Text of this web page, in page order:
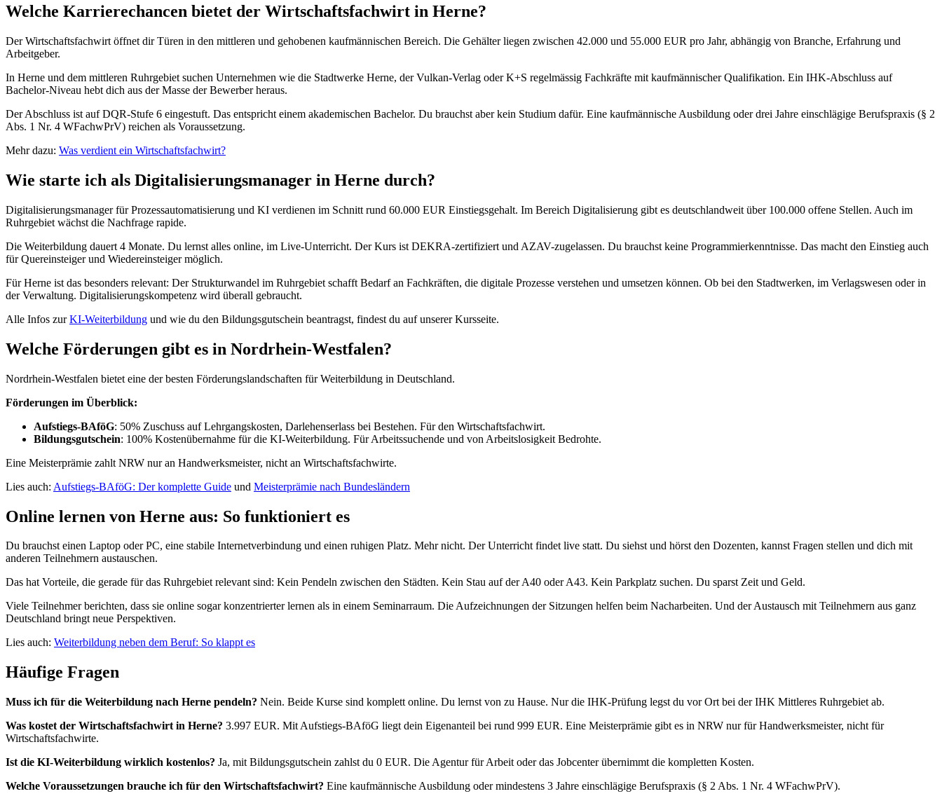
Welche Karrierechancen bietet der Wirtschaftsfachwirt in Herne?
Der Wirtschaftsfachwirt öffnet dir Türen in den mittleren und gehobenen kaufmännischen Bereich. Die Gehälter liegen zwischen 42.000 und 55.000 EUR pro Jahr, abhängig von Branche, Erfahrung und
Arbeitgeber.
In Herne und dem mittleren Ruhrgebiet suchen Unternehmen wie die Stadtwerke Herne, der Vulkan-Verlag oder K+S regelmässig Fachkräfte mit kaufmännischer Qualifikation. Ein IHK-Abschluss auf
Bachelor-Niveau hebt dich aus der Masse der Bewerber heraus.
Der Abschluss ist auf DQR-Stufe 6 eingestuft. Das entspricht einem akademischen Bachelor. Du brauchst aber kein Studium dafür. Eine kaufmännische Ausbildung oder drei Jahre einschlägige Berufspraxis (§ 2
Abs. 1 Nr. 4 WFachwPrV) reichen als Voraussetzung.
Mehr dazu: Was verdient ein Wirtschaftsfachwirt?
Wie starte ich als Digitalisierungsmanager in Herne durch?
Digitalisierungsmanager für Prozessautomatisierung und KI verdienen im Schnitt rund 60.000 EUR Einstiegsgehalt. Im Bereich Digitalisierung gibt es deutschlandweit über 100.000 offene Stellen. Auch im
Ruhrgebiet wächst die Nachfrage rapide.
Die Weiterbildung dauert 4 Monate. Du lernst alles online, im Live-Unterricht. Der Kurs ist DEKRA-zertifiziert und AZAV-zugelassen. Du brauchst keine Programmierkenntnisse. Das macht den Einstieg auch
für Quereinsteiger und Wiedereinsteiger möglich.
Für Herne ist das besonders relevant: Der Strukturwandel im Ruhrgebiet schafft Bedarf an Fachkräften, die digitale Prozesse verstehen und umsetzen können. Ob bei den Stadtwerken, im Verlagswesen oder in
der Verwaltung. Digitalisierungskompetenz wird überall gebraucht.
Alle Infos zurKI-Weiterbildung und wie du den Bildungsgutschein beantragst, findest du auf unserer Kursseite.
Welche Förderungen gibt es in Nordrhein-Westfalen?
Nordrhein-Westfalen bietet eine der besten Förderungslandschaften für Weiterbildung in Deutschland.
Förderungen im Überblick:
Aufstiegs-BAföG: 50% Zuschuss auf Lehrgangskosten, Darlehenserlass bei Bestehen. Für den Wirtschaftsfachwirt.
Bildungsgutschein: 100% Kostenübernahme für die KI-Weiterbildung. Für Arbeitssuchende und von Arbeitslosigkeit Bedrohte.
Eine Meisterprämie zahlt NRW nur an Handwerksmeister, nicht an Wirtschaftsfachwirte.
Lies auch: Aufstiegs-BAföG: Der komplette Guide und Meisterprämie nach Bundesländern
Online lernen von Herne aus: So funktioniert es
Du brauchst einen Laptop oder PC, eine stabile Internetverbindung und einen ruhigen Platz. Mehr nicht. Der Unterricht findet live statt. Du siehst und hörst den Dozenten, kannst Fragen stellen und dich mit
anderen Teilnehmern austauschen.
Das hat Vorteile, die gerade für das Ruhrgebiet relevant sind: Kein Pendeln zwischen den Städten. Kein Stau auf der A40 oder A43. Kein Parkplatz suchen. Du sparst Zeit und Geld.
Viele Teilnehmer berichten, dass sie online sogar konzentrierter lernen als in einem Seminarraum. Die Aufzeichnungen der Sitzungen helfen beim Nacharbeiten. Und der Austausch mit Teilnehmern aus ganz
Deutschland bringt neue Perspektiven.
Lies auch: Weiterbildung neben dem Beruf: So klappt es
Häufige Fragen
Muss ich für die Weiterbildung nach Herne pendeln? Nein. Beide Kurse sind komplett online. Du lernst von zu Hause. Nur die IHK-Prüfung legst du vor Ort bei der IHK Mittleres Ruhrgebiet ab.
Was kostet der Wirtschaftsfachwirt in Herne? 3.997 EUR. Mit Aufstiegs-BAföG liegt dein Eigenanteil bei rund 999 EUR. Eine Meisterprämie gibt es in NRW nur für Handwerksmeister, nicht für
Wirtschaftsfachwirte.
Ist die KI-Weiterbildung wirklich kostenlos? Ja, mit Bildungsgutschein zahlst du 0 EUR. Die Agentur für Arbeit oder das Jobcenter übernimmt die kompletten Kosten.
Welche Voraussetzungen brauche ich für den Wirtschaftsfachwirt? Eine kaufmännische Ausbildung oder mindestens 3 Jahre einschlägige Berufspraxis (§ 2 Abs. 1 Nr. 4 WFachwPrV).